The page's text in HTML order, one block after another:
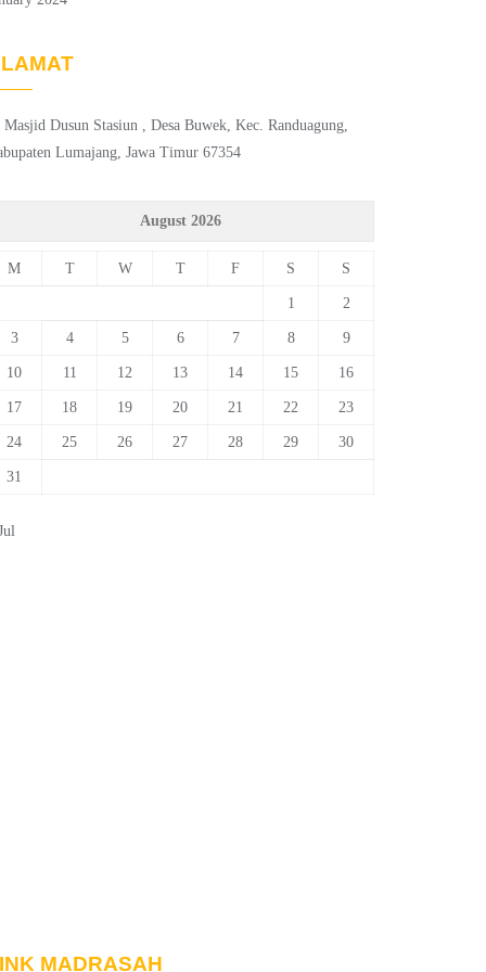
Masjid Dusun Stasiun , Desa Buwek, Kec. Randuagung,
Lumajang, Jawa Timur 67354
August 2026
M T W T F S S
1 2
3 4 5 6 7 8 9
10 11 12 13 14 15 16
17 18 19 20 21 22 23
24 25 26 27 28 29 30
31
MADRASAH